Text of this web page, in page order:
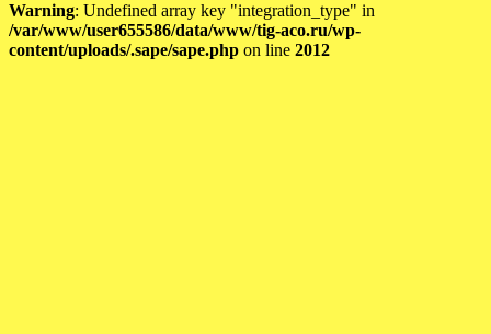
Warning: Undefined array key "integration_type" in
/var/www/user655586/data/www/tig-aco.ru/wp-
content/uploads/.sape/sape.php on line 2012